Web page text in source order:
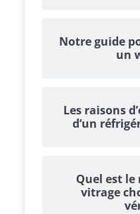
Notre guide
un
Les raisons
d’un
Quel est
vitrage